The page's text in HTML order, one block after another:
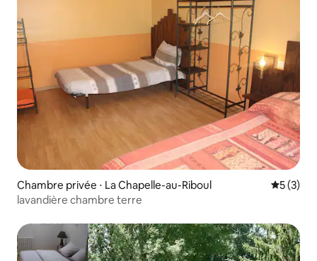
Chambre privée ⋅ La Chapelle-au-Riboul
5 (3)
lavandière chambre terre